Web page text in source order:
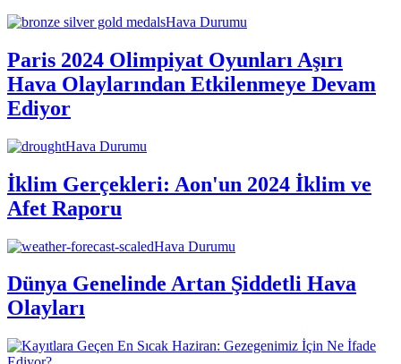
Hava Durumu
Paris 2024 Olimpiyat Oyunları Aşırı
Hava Olaylarından Etkilenmeye Devam
Ediyor
Hava Durumu
İklim Gerçekleri: Aon'un 2024 İklim ve
Afet Raporu
Hava Durumu
Dünya Genelinde Artan Şiddetli Hava
Olayları